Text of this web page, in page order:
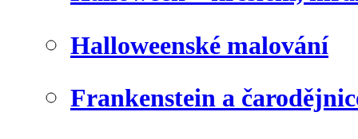
Halloweenské malování
Frankenstein a